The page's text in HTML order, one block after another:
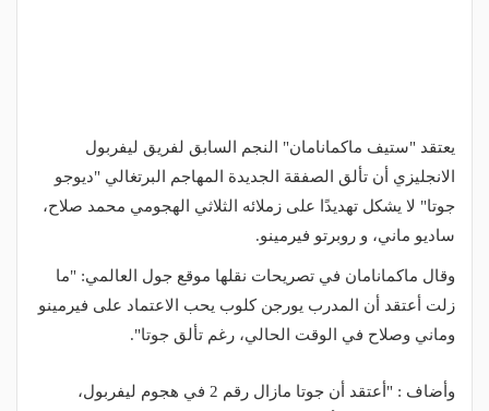
يعتقد "ستيف ماكمانامان" النجم السابق لفريق ليفربول
الانجليزي أن تألق الصفقة الجديدة المهاجم البرتغالي "ديوجو
جوتا" لا يشكل تهديدًا على زملائه الثلاثي الهجومي محمد صلاح،
ساديو ماني، و روبرتو فيرمينو.
وقال ماكمانامان في تصريحات نقلها موقع جول العالمي: "ما
زلت أعتقد أن المدرب يورجن كلوب يحب الاعتماد على فيرمينو
وماني وصلاح في الوقت الحالي، رغم تألق جوتا".
وأضاف : "أعتقد أن جوتا مازال رقم 2 في هجوم ليفربول،